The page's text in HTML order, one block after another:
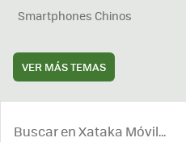
Smartphones Chinos
VER MÁS TEMAS